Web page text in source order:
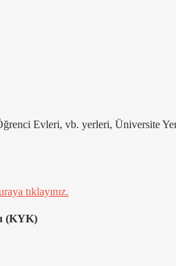
Evleri, vb. yerleri, Üniversite
tıklayınız.
(KYK)